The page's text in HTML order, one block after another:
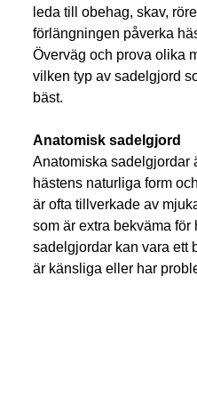
leda till obehag, skav,
förlängningen påverka
Överväg och prova olika
vilken typ av sadelgjord
bäst.
Anatomisk sadelgjord
Anatomiska sadelgjordar
hästens naturliga form
är ofta tillverkade av
som är extra bekväma för
sadelgjordar kan vara ett
är känsliga eller har